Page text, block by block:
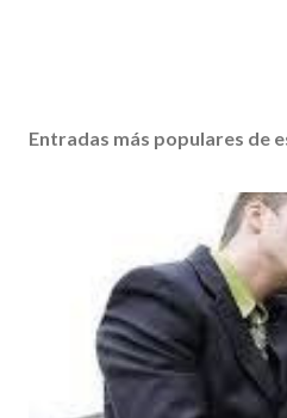
Entradas más populares de